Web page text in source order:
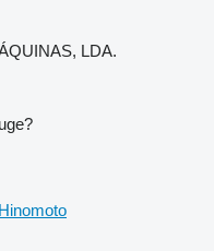
LDA.